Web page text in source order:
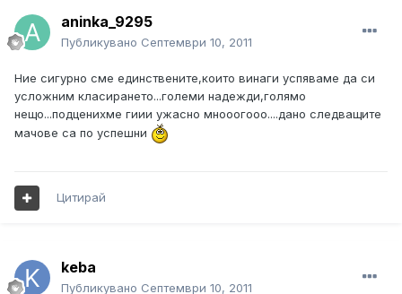
aninka_9295
Публикувано Септември 10, 2011
Ние сигурно сме единствените,които винаги успяваме да си
усложним класирането...големи надежди,голямо
нещо...подценихме гиии ужасно мнооогооо....дано следващите
мачове са по успешни
Цитирай
keba
Публикувано Септември 10, 2011